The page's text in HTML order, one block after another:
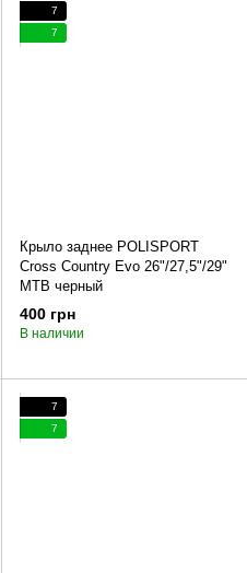
7
7
Крыло заднее POLISPORT
Cross Country Evo 26"/27,5"/29"
MTB черный
400 грн
В наличии
7
7